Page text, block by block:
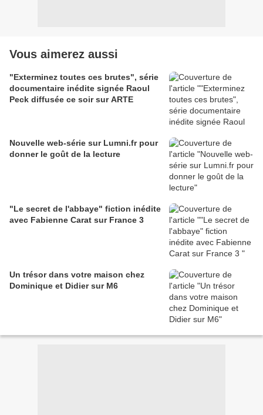
Vous aimerez aussi
"Exterminez toutes ces brutes", série
documentaire inédite signée Raoul
Peck diffusée ce soir sur ARTE
Nouvelle web-série sur Lumni.fr pour
donner le goût de la lecture
"Le secret de l'abbaye" fiction inédite
avec Fabienne Carat sur France 3
Un trésor dans votre maison chez
Dominique et Didier sur M6